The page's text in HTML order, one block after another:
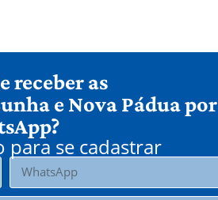
receber as
e Nova Pádua por
se cadastrar